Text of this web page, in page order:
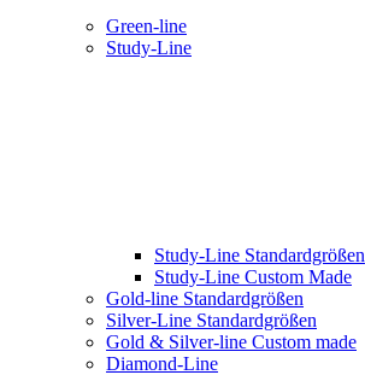
Green-line
Study-Line
Study-Line Standardgrößen
Study-Line Custom Made
Gold-line Standardgrößen
Silver-Line Standardgrößen
Gold & Silver-line Custom made
Diamond-Line